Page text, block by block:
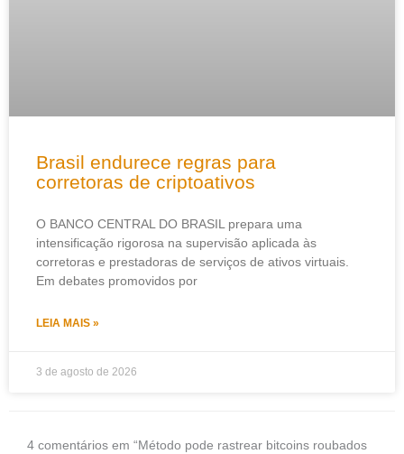
Brasil endurece regras para
corretoras de criptoativos
O BANCO CENTRAL DO BRASIL prepara uma
intensificação rigorosa na supervisão aplicada às
corretoras e prestadoras de serviços de ativos virtuais.
Em debates promovidos por
LEIA MAIS »
3 de agosto de 2026
4 comentários em “Método pode rastrear bitcoins roubados